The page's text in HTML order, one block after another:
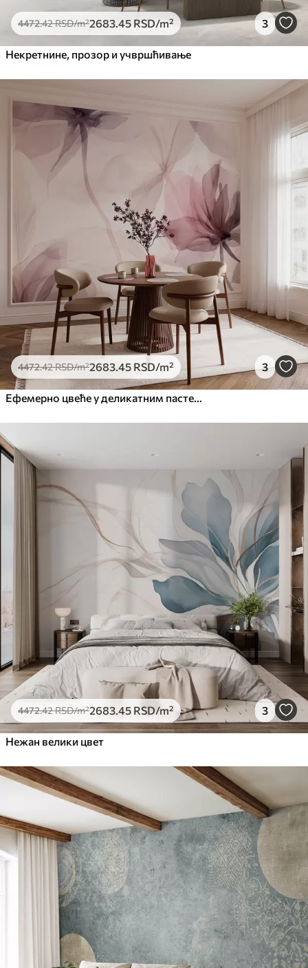
4472.42RSD/m²2683 .45 RSD/m² 3
Некретнине, прозор и учвршћивање
4472.42RSD/m²2683 .45 RSD/m² 3
4472.42RSD/m²2683 .45 RSD/m² 3
Нежан велики цвет